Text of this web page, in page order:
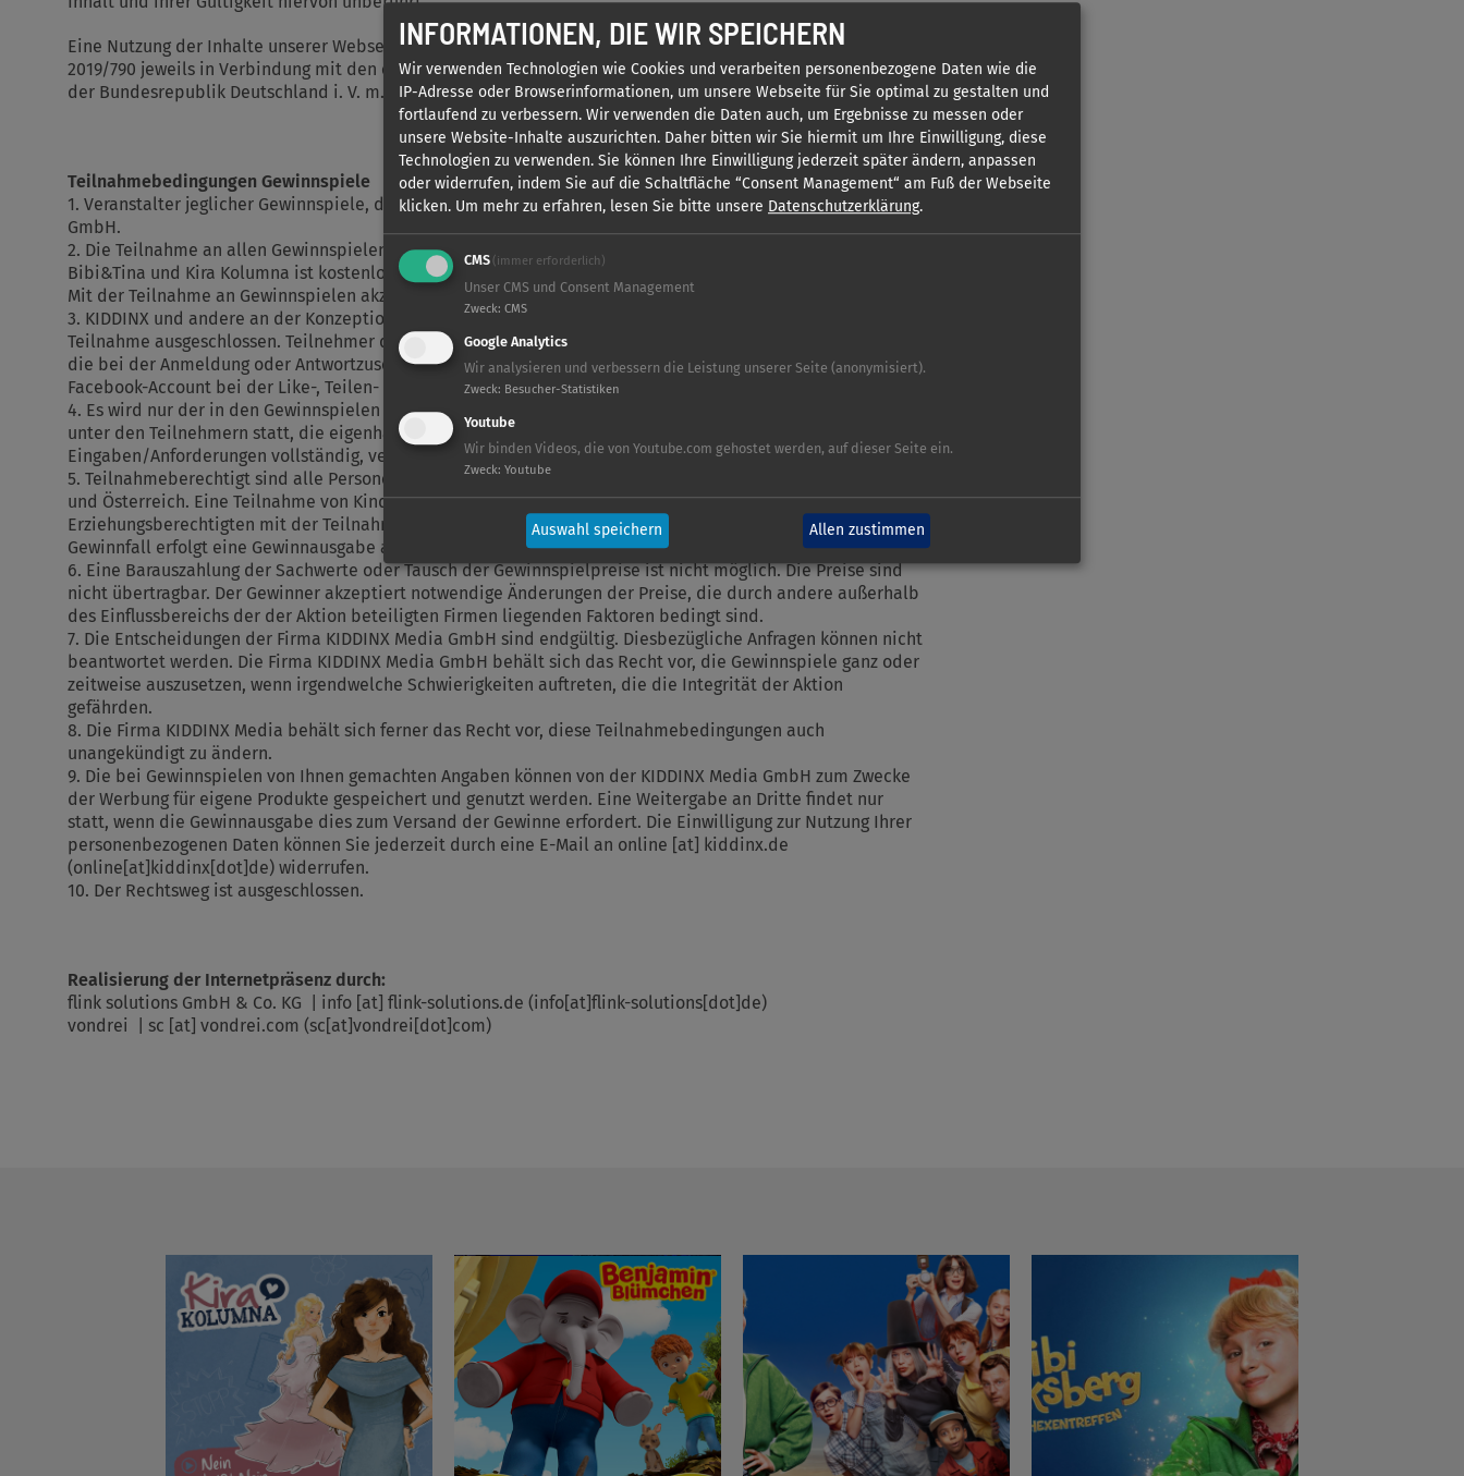
Eine Nutzung der Inhalte unserer Webseite für Text und Data Mining im Sinne von Art. 4 Richtlinie (EU)
2019/790 jeweils in Verbindung mit den einzelnen Umsetzungsakten der EU- und EWR-Mitgliedsstaaten, in
der Bundesrepublik Deutschland i. V. m. § 44b UrhG, behält sich die KIDDINX Media GmbH ausdrücklich vor.
Teilnahmebedingungen Gewinnspiele
1. Veranstalter jeglicher Gewinnspiele, die auf der Facebook Fanpage gezeigt werden, ist die KIDDINX Media
GmbH.
2. Die Teilnahme an allen Gewinnspielen auf den Fanseiten von Benjamin Blümchen, Bibi Blocksberg,
Bibi&Tina und Kira Kolumna ist kostenlos und unabhängig von dem Erwerb von Waren oder Dienstleistungen.
Mit der Teilnahme an Gewinnspielen akzeptiert der Benutzer diese Teilnahmebedingungen.
3. KIDDINX und andere an der Konzeption und Umsetzung dieser Aktion beteiligte Personen sind von der
Teilnahme ausgeschlossen. Teilnehmer der Gewinnspiele ist diejenige Person, der die E-Mail-Adresse gehört,
die bei der Anmeldung oder Antwortzusendung zum Gewinnspiel angegeben worden ist oder deren
Facebook-Account bei der Like-, Teilen- oder Kommentarfunktion benutzt wurde.
4. Es wird nur der in den Gewinnspielen beschriebene Preis vergeben. Die Vergabe des Preises findet nur
unter den Teilnehmern statt, die eigenhändig sämtliche für die Teilnahme notwendigen
Eingaben/Anforderungen vollständig, verständlich und richtig gemacht haben.
5. Teilnahmeberechtigt sind alle Personen ab 18 Jahren mit Wohnsitz in der Bundesrepublik Deutschland
und Österreich. Eine Teilnahme von Kindern oder Jugendlichen ist nur zulässig, soweit sich die
Erziehungsberechtigten mit der Teilnahme am Gewinnspiel vor Teilnahme einverstanden erklären; im
Gewinnfall erfolgt eine Gewinnausgabe an die Erziehungsberechtigten.
6. Eine Barauszahlung der Sachwerte oder Tausch der Gewinnspielpreise ist nicht möglich. Die Preise sind
nicht übertragbar. Der Gewinner akzeptiert notwendige Änderungen der Preise, die durch andere außerhalb
des Einflussbereichs der der Aktion beteiligten Firmen liegenden Faktoren bedingt sind.
7. Die Entscheidungen der Firma KIDDINX Media GmbH sind endgültig. Diesbezügliche Anfragen können nicht
beantwortet werden. Die Firma KIDDINX Media GmbH behält sich das Recht vor, die Gewinnspiele ganz oder
zeitweise auszusetzen, wenn irgendwelche Schwierigkeiten auftreten, die die Integrität der Aktion
gefährden.
8. Die Firma KIDDINX Media behält sich ferner das Recht vor, diese Teilnahmebedingungen auch
unangekündigt zu ändern.
9. Die bei Gewinnspielen von Ihnen gemachten Angaben können von der KIDDINX Media GmbH zum Zwecke
der Werbung für eigene Produkte gespeichert und genutzt werden. Eine Weitergabe an Dritte findet nur
statt, wenn die Gewinnausgabe dies zum Versand der Gewinne erfordert. Die Einwilligung zur Nutzung Ihrer
personenbezogenen Daten können Sie jederzeit durch eine E-Mail an online [at] kiddinx.de
(online[at]kiddinx[dot]de) widerrufen.
10. Der Rechtsweg ist ausgeschlossen.
Realisierung der Internetpräsenz durch:
flink solutions GmbH & Co. KG | info [at] flink-solutions.de (info[at]flink-solutions[dot]de)
vondrei | sc [at] vondrei.com (sc[at]vondrei[dot]com)
INFORMATIONEN, DIE WIR SPEICHERN
Wir verwenden Technologien wie Cookies und verarbeiten personenbezogene Daten wie die
IP-Adresse oder Browserinformationen, um unsere Webseite für Sie optimal zu gestalten und
fortlaufend zu verbessern. Wir verwenden die Daten auch, um Ergebnisse zu messen oder
unsere Website-Inhalte auszurichten. Daher bitten wir Sie hiermit um Ihre Einwilligung, diese
Technologien zu verwenden. Sie können Ihre Einwilligung jederzeit später ändern, anpassen
oder widerrufen, indem Sie auf die Schaltfläche “Consent Management“ am Fuß der Webseite
klicken. Um mehr zu erfahren, lesen Sie bitte unsere Datenschutzerklärung.
CMS (immer erforderlich)
Unser CMS und Consent Management
Zweck: CMS
Google Analytics
Wir analysieren und verbessern die Leistung unserer Seite (anonymisiert).
Zweck: Besucher-Statistiken
Youtube
Wir binden Videos, die von Youtube.com gehostet werden, auf dieser Seite ein.
Zweck: Youtube
Auswahl speichern Allen zustimmen